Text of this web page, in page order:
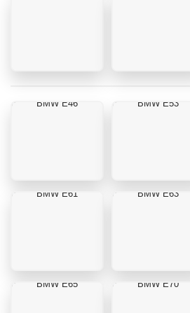
BMW E46 BMW E53
BMW E61 BMW E63
BMW E65 BMW E70